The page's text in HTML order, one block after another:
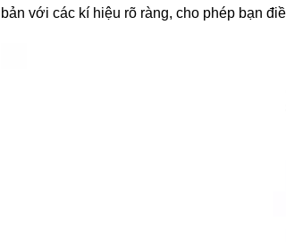
bản với các kí hiệu rõ ràng, cho phép bạn